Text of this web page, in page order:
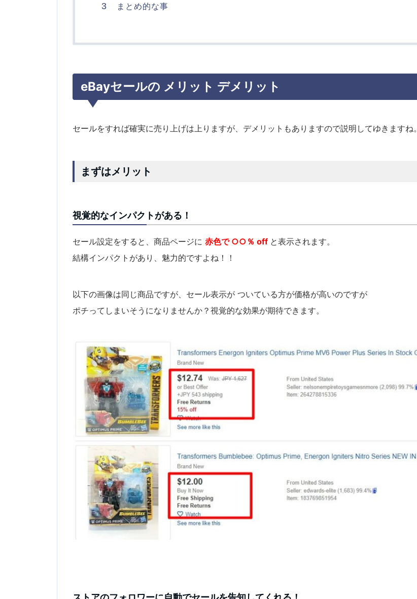
3 まとめ的な事
eBayセールの メリット デメリット
セールをすれば確実に売り上げは上りますが、デメリットもありますので説明してゆきますね。
まずはメリット
視覚的なインパクトがある！
セール設定をすると、商品ページに 赤色で ○○％ off と表示されます。
結構インパクトがあり、魅力的ですよね！！
以下の画像は同じ商品ですが、セール表示が ついている方が価格が高いのですが
ポチってしまいそうになりませんか？視覚的な効果が期待できます。